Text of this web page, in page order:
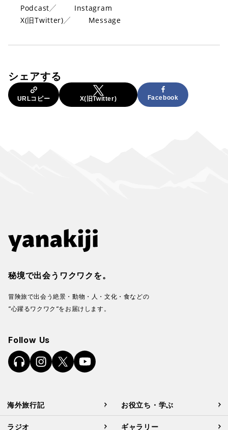
Podcast
Instagram
X(旧Twitter)
Message
シェアする
URLコピー X(旧Twitter) Facebook
秘境で出会うワクワクを。
冒険旅で出会う絶景・動物・人・文化・食などの
“心躍るワクワク“をお届けします。
Follow Us
海外旅行記
お役立ち・学ぶ
ラジオ
ギャラリー